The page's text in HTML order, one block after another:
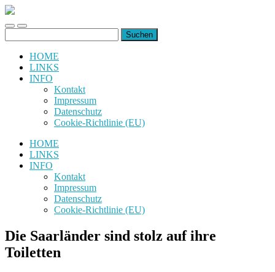
uiuiuiuiuiuiui.de
Toggle
mobile
Toggle
search
nach:
HOME
LINKS
INFO
Kontakt
Impressum
Datenschutz
Cookie-Richtlinie (EU)
HOME
LINKS
INFO
Kontakt
Impressum
Datenschutz
Cookie-Richtlinie (EU)
Die Saarländer sind stolz auf ihre
Toiletten